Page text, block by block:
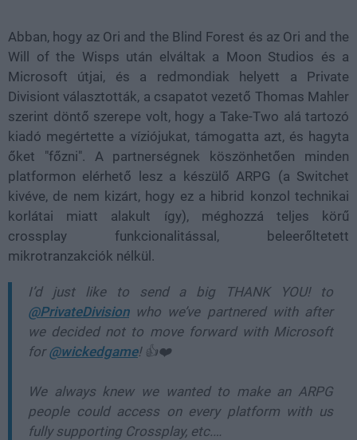
Abban, hogy az Ori and the Blind Forest és az Ori and the
Will of the Wisps után elváltak a Moon Studios és a
Microsoft útjai, és a redmondiak helyett a Private
Divisiont választották, a csapatot vezető Thomas Mahler
szerint döntő szerepe volt, hogy a Take-Two alá tartozó
kiadó megértette a víziójukat, támogatta azt, és hagyta
őket "főzni". A partnerségnek köszönhetően minden
platformon elérhető lesz a készülő ARPG (a Switchet
kivéve, de nem kizárt, hogy ez a hibrid konzol technikai
korlátai miatt alakult így), méghozzá teljes körű
crossplay funkcionalitással, beleerőltetett
mikrotranzakciók nélkül.
I’d just like to send a big THANK YOU! to
@PrivateDivisionwho we’ve partnered with after
we decided not to move forward with Microsoft
for@wickedgame! 👍❤️
We always knew we wanted to make an ARPG
people could access on every platform with us
fully supporting Crossplay, etc.…